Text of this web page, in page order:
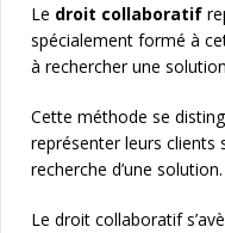
Le droit collaboratif
spécialement formé à
à rechercher une
Cette méthode se
représenter leurs clients
recherche d’une solution.
Le droit collaboratif